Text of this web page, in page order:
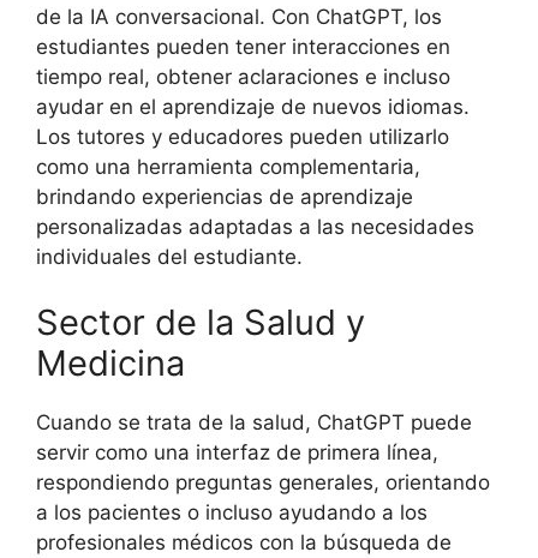
de la IA conversacional. Con ChatGPT, los
estudiantes pueden tener interacciones en
tiempo real, obtener aclaraciones e incluso
ayudar en el aprendizaje de nuevos idiomas.
Los tutores y educadores pueden utilizarlo
como una herramienta complementaria,
brindando experiencias de aprendizaje
personalizadas adaptadas a las necesidades
individuales del estudiante.
Sector de la Salud y
Medicina
Cuando se trata de la salud, ChatGPT puede
servir como una interfaz de primera línea,
respondiendo preguntas generales, orientando
a los pacientes o incluso ayudando a los
profesionales médicos con la búsqueda de